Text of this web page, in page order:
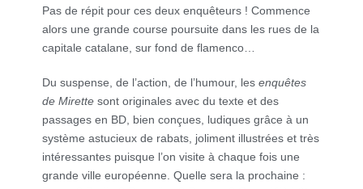
Pas de répit pour ces deux enquêteurs ! Commence
alors une grande course poursuite dans les rues de la
capitale catalane, sur fond de flamenco…
Du suspense, de l’action, de l’humour, lesenquêtes
de Mirette sont originales avec du texte et des
passages en BD, bien conçues, ludiques grâce à un
système astucieux de rabats, joliment illustrées et très
intéressantes puisque l’on visite à chaque fois une
grande ville européenne. Quelle sera la prochaine :